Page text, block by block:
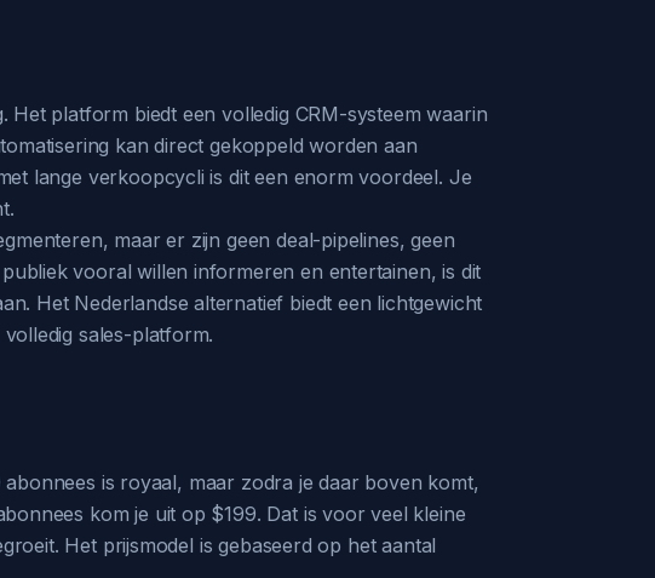
Het platform biedt een volledig CRM-systeem waarin
kan direct gekoppeld worden aan
lange verkoopcycli is dit een enorm voordeel. Je
maar er zijn geen deal-pipelines, geen
vooral willen informeren en entertainen, is dit
Het Nederlandse alternatief biedt een lichtgewicht
sales-platform.
is royaal, maar zodra je daar boven komt,
kom je uit op $199. Dat is voor veel kleine
Het prijsmodel is gebaseerd op het aantal